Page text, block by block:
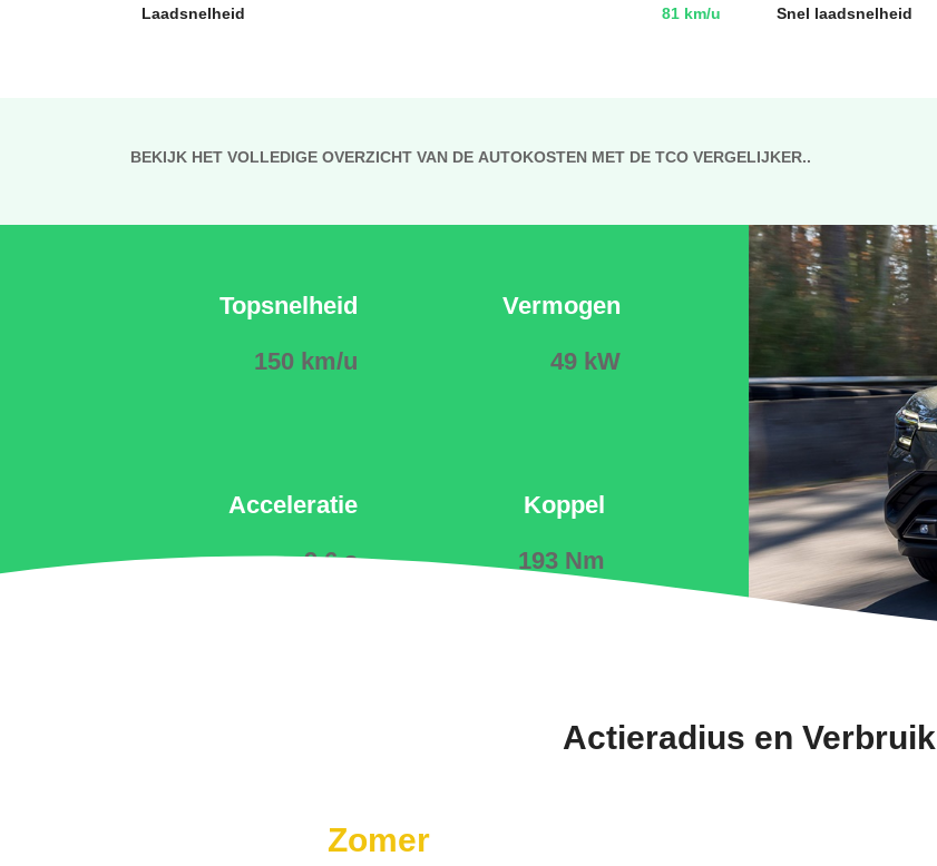
Laadsnelheid 81 km/u Snel laadsnelheid
BEKIJK HET VOLLEDIGE OVERZICHT VAN DE AUTOKOSTEN MET DE TCO VERGELIJKER..
Topsnelheid
150 km/u
Acceleratie
9.6 s
Vermogen
49 kW
Koppel
193 Nm
Actieradius en Verbruik
Zomer